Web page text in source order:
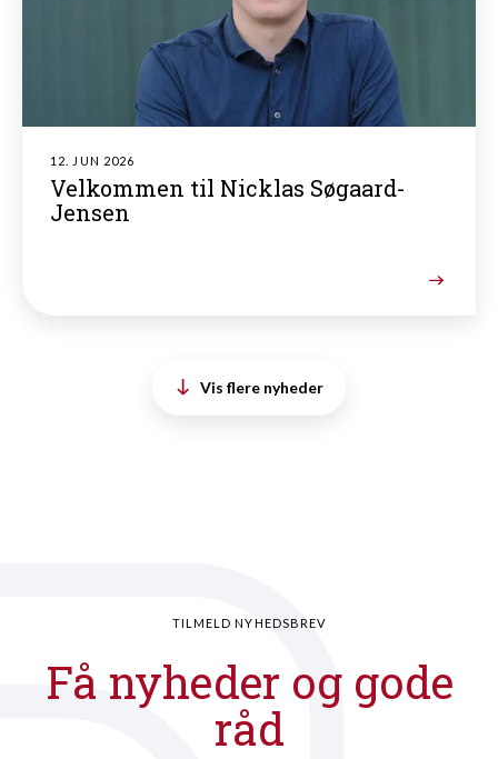
12. JUN 2026
Velkommen til Nicklas Søgaard-
Jensen
Vis flere nyheder
TILMELD NYHEDSBREV
Få nyheder og gode
råd